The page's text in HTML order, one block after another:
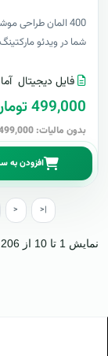
400 المان طراحی
شما در ویدئو
فایل دیجیتال
499,000 تومان
بدون مالیات: 499,000 تومان
افزودن به
> >|
نمایش 1 تا 10 از 206 (21 صفحه)